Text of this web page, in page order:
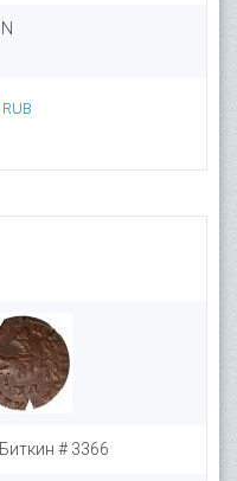
RUB
# 3366